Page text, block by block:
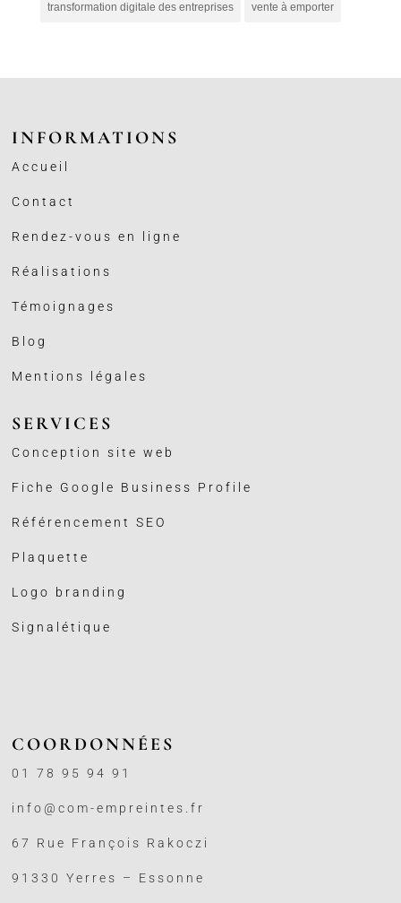
transformation digitale des entreprises vente à emporter
INFORMATIONS
Accueil
Contact
Rendez-vous en ligne
Réalisations
Témoignages
Blog
Mentions légales
SERVICES
Conception site web
Fiche Google Business Profile
Référencement SEO
Plaquette
Logo branding
Signalétique
COORDONNÉES
01 78 95 94 91
info@com-empreintes.fr
67 Rue François Rakoczi
91330 Yerres – Essonne